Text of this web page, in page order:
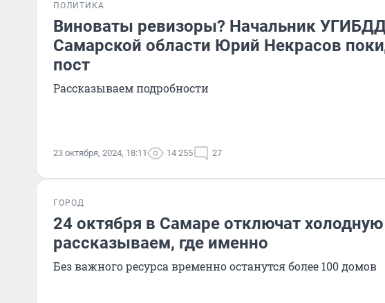
ПОЛИТИКА
Виноваты ревизоры? Начальник
Самарской области Юрий Некрасов
пост
Рассказываем подробности
23 октября, 2024, 18:11 14 255 27
ГОРОД
24 октября в Самаре отключат
рассказываем, где именно
Без важного ресурса временно останутся более 100 домов